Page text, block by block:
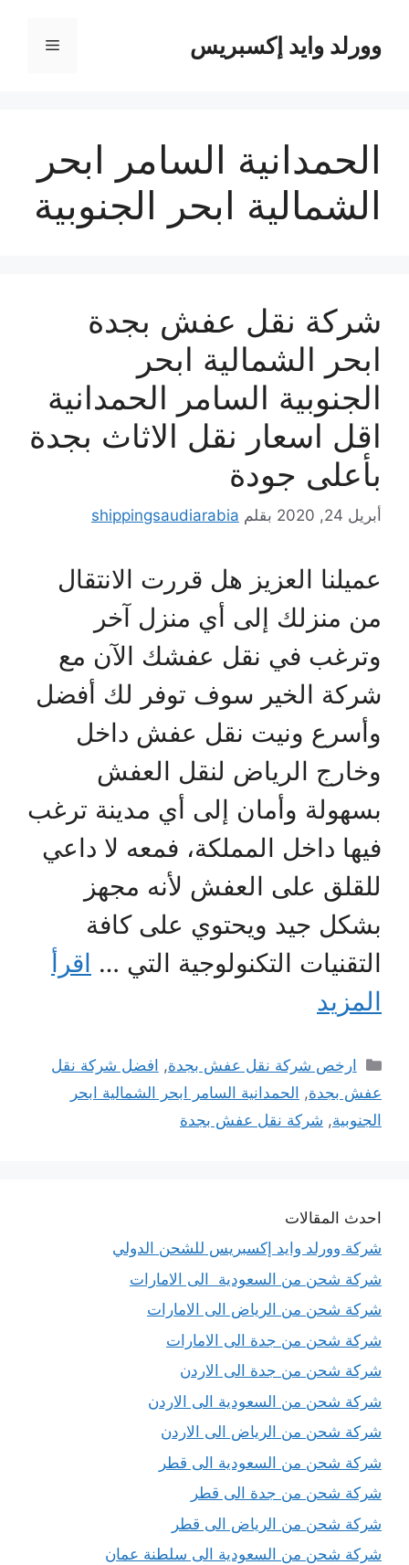
المحتوىوورلد وايد إكسبريس القائمة
الحمدانية السامر ابحر
الشمالية ابحر الجنوبية
شركة نقل عفش بجدة
ابحر الشمالية ابحر
الجنوبية السامر الحمدانية
اقل اسعار نقل الاثاث بجدة
بأعلى جودة
أبريل 24, 2020 بقلم shippingsaudiarabia
عميلنا العزيز هل قررت الانتقال
من منزلك إلى أي منزل آخر
وترغب في نقل عفشك الآن مع
شركة الخير سوف توفر لك أفضل
وأسرع ونيت نقل عفش داخل
وخارج الرياض لنقل العفش
بسهولة وأمان إلى أي مدينة ترغب
فيها داخل المملكة، فمعه لا داعي
للقلق على العفش لأنه مجهز
بشكل جيد ويحتوي على كافة
التقنيات التكنولوجية التي … اقرأ
المزيد
التصنيفات
ارخص شركة نقل عفش بجدة, افضل شركة نقل
عفش بجدة, الحمدانية السامر ابحر الشمالية ابحر
الجنوبية, شركة نقل عفش بجدة
احدث المقالات
شركة وورلد وايد إكسبريس للشحن الدولي
شركة شحن من السعودية الى الامارات
شركة شحن من الرياض الى الامارات
شركة شحن من جدة الى الامارات
شركة شحن من جدة الى الاردن
شركة شحن من السعودية الى الاردن
شركة شحن من الرياض الى الاردن
شركة شحن من السعودية الى قطر
شركة شحن من جدة الى قطر
شركة شحن من الرياض الى قطر
شركة شحن من السعودية الى سلطنة عمان